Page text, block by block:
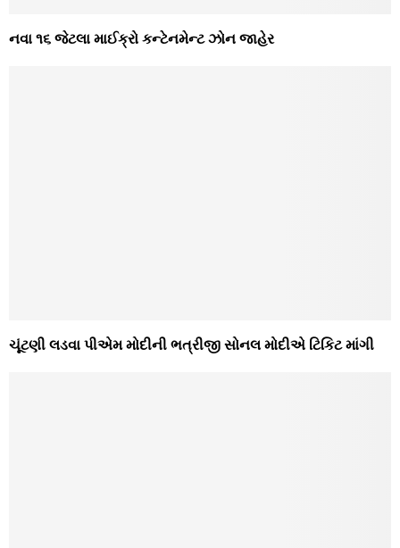
નવા ૧૬ જેટલા માઈક્રો કન્ટેનમેન્ટ ઝોન જાહેર
ચૂંટણી લડવા પીએમ મોદીની ભત્રીજી સોનલ મોદીએ ટિકિટ માંગી